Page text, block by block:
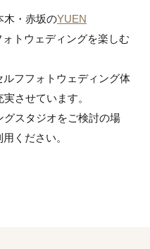
木・赤坂のYUEN
トウェディングを楽しむ
ルフフォトウェディング体
させています。
スタジオをご検討の場
ください。